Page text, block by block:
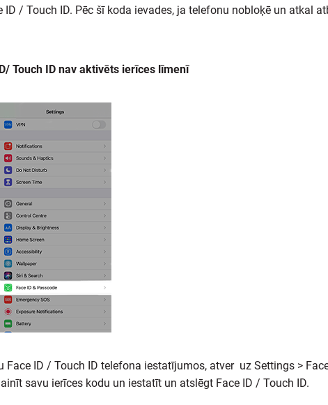
ID / Touch ID. Pēc šī koda ievades, ja telefonu nobloķē un atkal
Touch ID nav aktivēts ierīces līmenī
Face ID / Touch ID telefona iestatījumos, atver uz Settings >
savu ierīces kodu un iestatīt un atslēgt Face ID / Touch ID.